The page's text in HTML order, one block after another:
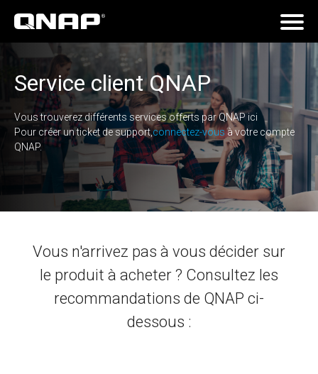
Service client QNAP
Vous trouverez différents services offerts par QNAP ici
Pour créer un ticket de support,connectez-vousà votre compte
QNAP.
Vous n'arrivez pas à vous décider sur
le produit à acheter ? Consultez les
recommandations de QNAP ci-
dessous :